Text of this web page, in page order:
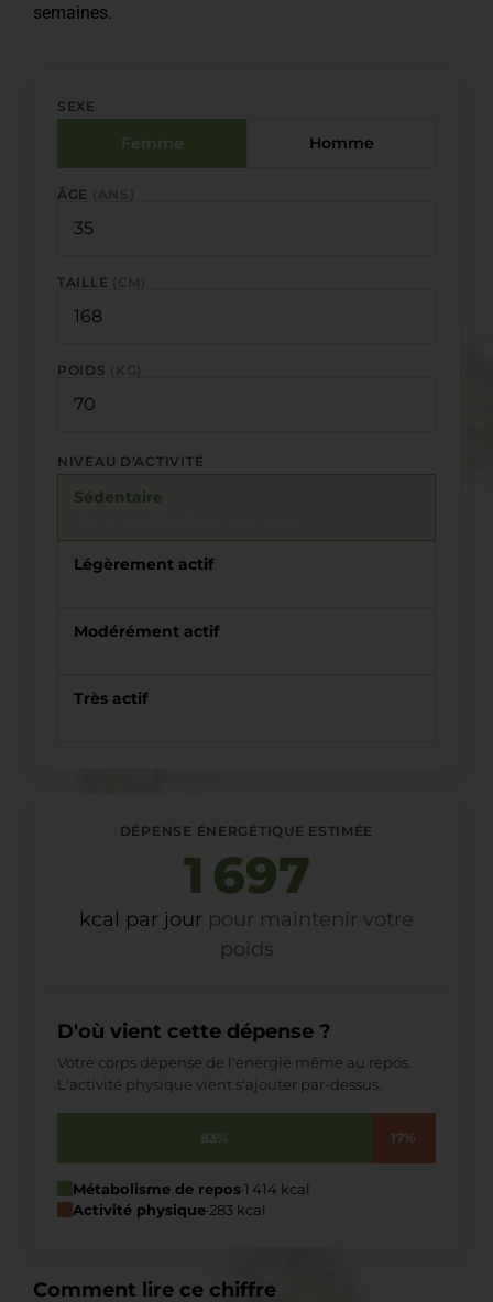
semaines.
SEXE
Femme Homme
ÂGE
TAILLE
POIDS
NIVEAU D'ACTIVITÉ
Sédentaire
Légèrement actif
Modérément actif
Très actif
DÉPENSE ÉNERGÉTIQUE ESTIMÉE
1 697
kcal par jour pour maintenir votre
poids
D'où vient cette dépense ?
Votre corps dépense de l'énergie même au repos.
L'activité physique vient s'ajouter par-dessus.
83% 17%
Métabolisme de repos·1 414 kcal
Activité physique·283 kcal
Comment lire ce chiffre